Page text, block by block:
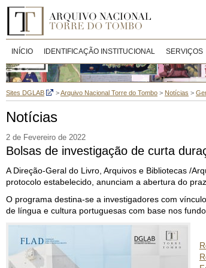
INÍCIO IDENTIFICAÇÃO INSTITUCIONAL SERVIÇOS
Sites DGLAB >Arquivo Nacional Torre do Tombo > Notícias >
Notícias
2 de Fevereiro de 2022
Bolsas de investigação de curta
A Direção-Geral do Livro, Arquivos e Bibliotecas /
protocolo estabelecido, anunciam a abertura do
O programa destina-se a investigadores com
de língua e cultura portuguesas com base nos